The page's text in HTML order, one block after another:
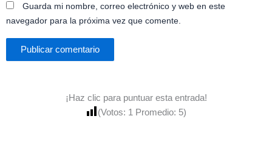
Guarda mi nombre, correo electrónico y web en este
navegador para la próxima vez que comente.
¡Haz clic para puntuar esta entrada!
(Votos: 1 Promedio: 5)